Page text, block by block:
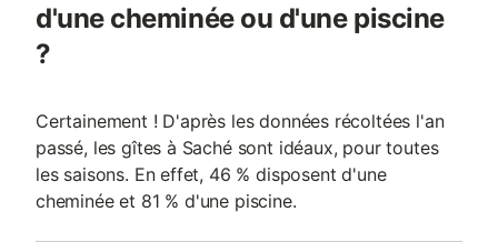
d'une cheminée ou d'une piscine
?
Certainement ! D'après les données récoltées l'an
passé, les gîtes à Saché sont idéaux, pour toutes
les saisons. En effet, 46 % disposent d'une
cheminée et 81 % d'une piscine.